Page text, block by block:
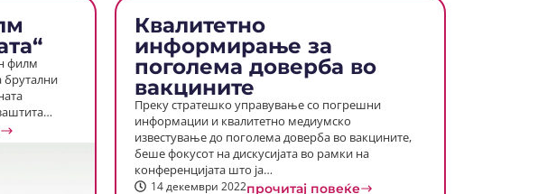
филм
брутални
Квалитетно
информирање за
поголема доверба во
вакцините
Преку стратешко управување со погрешни
информации и квалитетно медиумско
известување до поголема доверба во вакцините,
беше фокусот на дискусијата во рамки на
конференцијата што ја…
14 декември 2022прочитај повеќе